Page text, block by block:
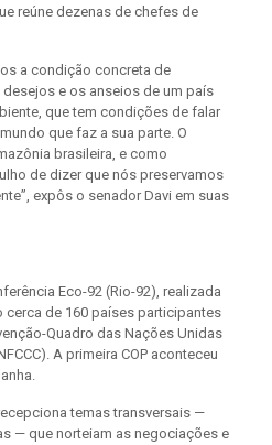
reúne dezenas de chefes de
a condição concreta de
e os anseios de um país
que tem condições de falar
que faz a sua parte. O
brasileira, e como
de dizer que nós preservamos
expôs o senador Davi em suas
Eco-92 (Rio-92), realizada
cerca de 160 países participantes
Quadro das Nações Unidas
A primeira COP aconteceu
temas transversais —
— que norteiam as negociações e